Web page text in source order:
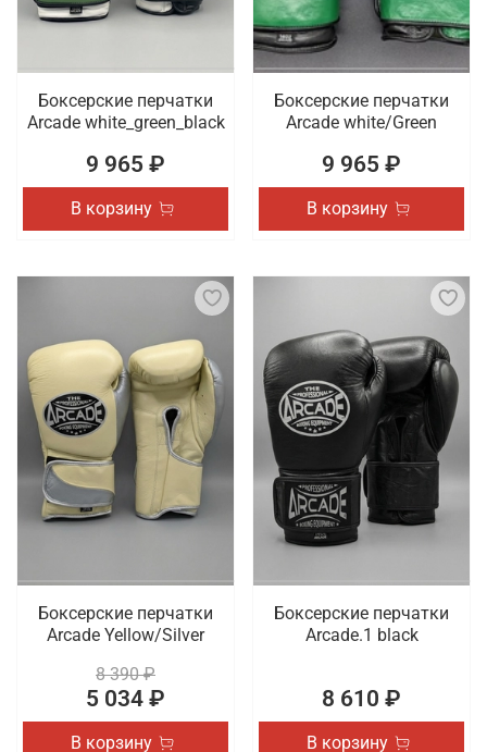
Боксерские перчатки
Arcade white_green_black
9 965 ₽
В корзину
Боксерские перчатки
Arcade white/Green
9 965 ₽
В корзину
Боксерские перчатки
Arcade Yellow/Silver
8 390 ₽
5 034 ₽
В корзину
Боксерские перчатки
Arcade.1 black
8 610 ₽
В корзину